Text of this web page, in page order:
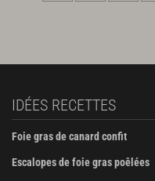
IDÉES RECETTES
Foie gras de canard confit
Escalopes de foie gras poêlées